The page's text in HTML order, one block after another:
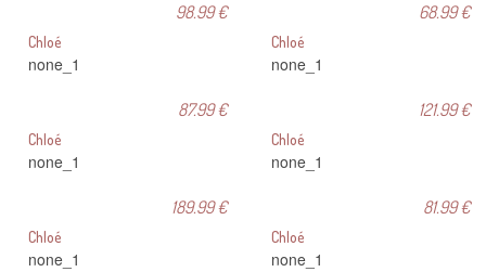
98.99 € 68.99 €
Chloé
none_1
87.99 €
Chloé
none_1
121.99 €
Chloé
none_1
189.99 €
Chloé
none_1
81.99 €
Chloé
none_1
Chloé
none_1